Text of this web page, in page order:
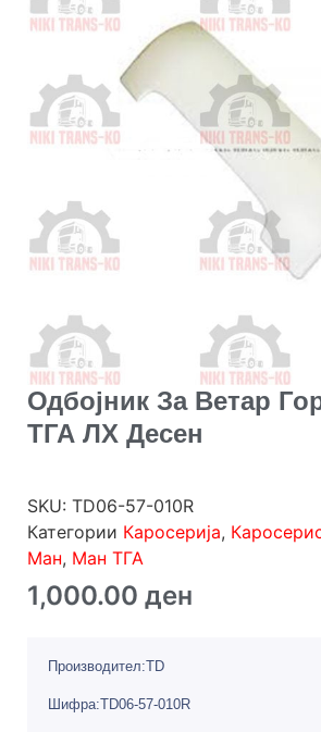
Одбојник За Ветар
ТГА ЛХ Десен
SKU: TD06-57-010R
Категории Каросерија,
Ман, Ман ТГА
1,000.00 ден
Производител:TD
Шифра:TD06-57-010R